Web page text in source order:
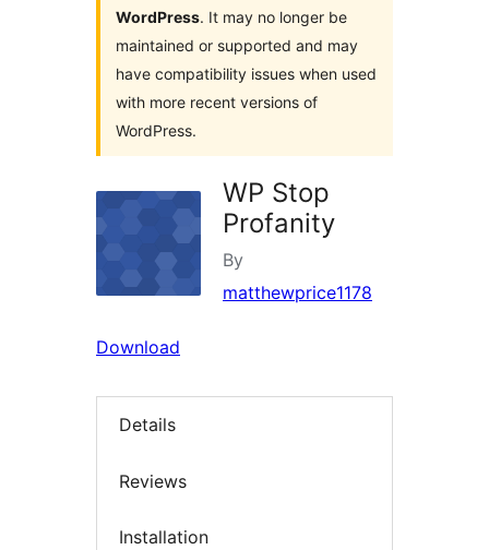
WordPress. It may no longer be
maintained or supported and may
have compatibility issues when used
with more recent versions of
WordPress.
WP Stop
Profanity
By
matthewprice1178
Download
Details
Reviews
Installation